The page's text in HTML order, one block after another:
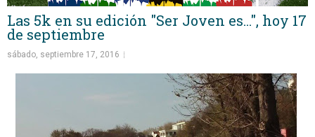
Las 5k en su edición "Ser Joven es...", hoy 17
de septiembre
sábado, septiembre 17, 2016